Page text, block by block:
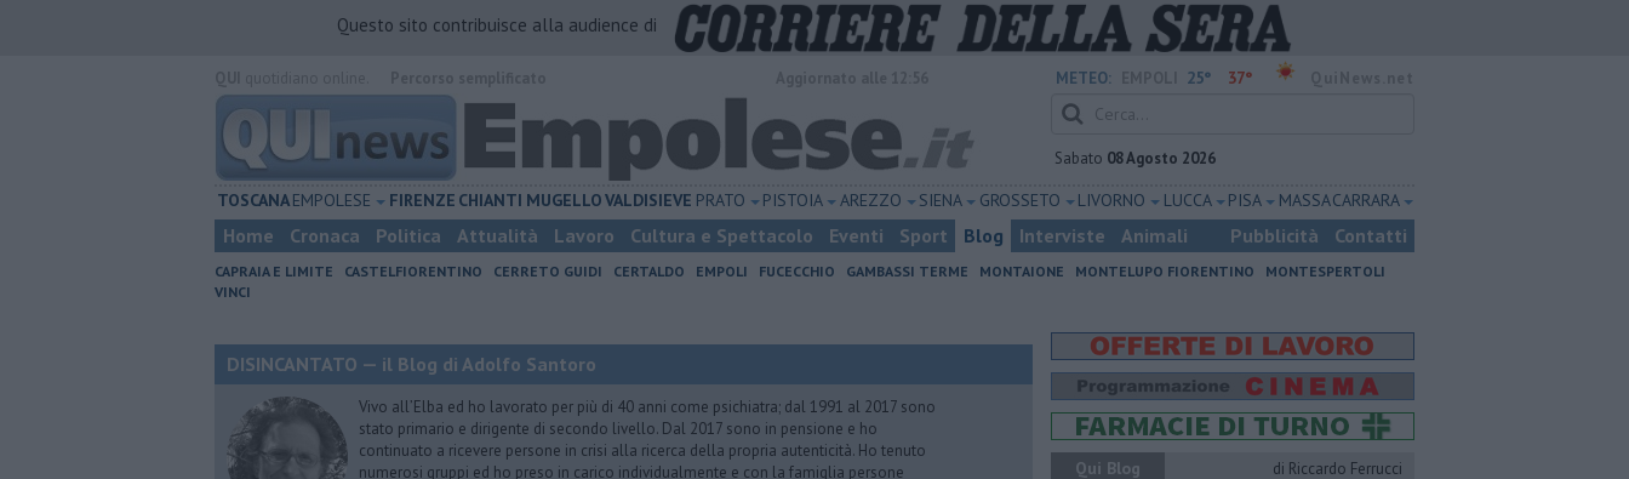
Questo sito contribuisce alla audience di
METEO: 25° 37°
Sabato 08 Agosto 2026
TOSCANAEMPOLESE FIRENZE CHIANTI MUGELLOVALDISIEVE PRATO PISTOIA AREZZO SIENA GROSSETO LIVORNO LUCCA PISA MASSA CARRARA
Home Cronaca Politica Attualità Lavoro Cultura e Spettacolo Eventi Sport Blog Interviste Animali Pubblicità Contatti
CAPRAIA E LIMITE CASTELFIORENTINO CERRETO GUIDI CERTALDO EMPOLI FUCECCHIO GAMBASSI TERME MONTAIONE MONTELUPO FIORENTINO
MONTESPERTOLI
VINCI
DISINCANTATO — il Blog di Adolfo Santoro
Vivo all’Elba ed ho lavorato per più di 40 anni come psichiatra; dal 1991 al 2017 sono
stato primario e dirigente di secondo livello. Dal 2017 sono in pensione e ho
continuato a ricevere persone in crisi alla ricerca della propria autenticità. Ho tenuto
numerosi gruppi ed ho preso in carico individualmente e con la famiglia persone
Qui Blog
di Riccardo Ferrucci